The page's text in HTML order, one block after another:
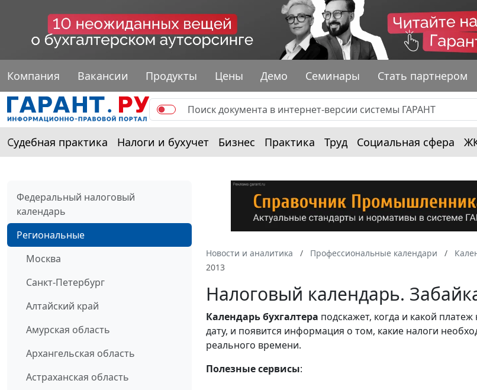
Компания Вакансии Продукты Цены Демо Семинары Стать партнером
Судебная практика Налоги и бухучет Бизнес Практика Труд Социальная сфера
Федеральный налоговый
календарь
Региональные
Москва
Санкт-Петербург
Алтайский край
Амурская область
Архангельская область
Астраханская область
Новости и аналитика Профессиональные календари
2013
Налоговый календарь.
Календарьбухгалтера подскажет, когда и какой
дату, и появится информация о том, какие налоги
реального времени.
Полезные сервисы: